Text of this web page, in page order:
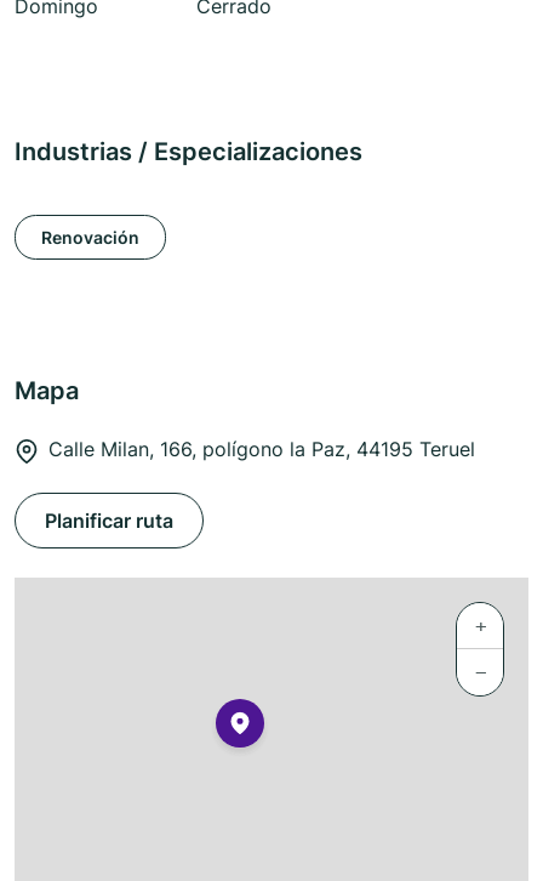
Domingo
Cerrado
Industrias / Especializaciones
Renovación
Mapa
Calle Milan, 166, polígono la Paz, 44195 Teruel
Planificar ruta
+
−